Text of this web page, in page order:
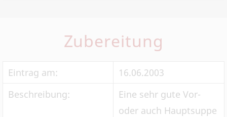
Zubereitung
Eintrag am:
16.06.2003
Beschreibung:
Eine sehr gute Vor-
oder auch Hauptsuppe